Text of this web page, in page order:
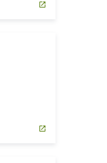
open_in_new
open_in_new